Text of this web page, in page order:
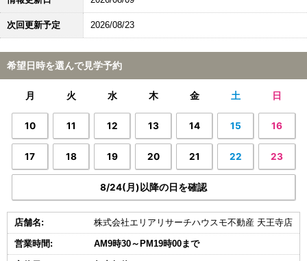
次回更新予定 2026/08/23
希望日時を選んで見学予約
月 火 水 木 金 土 日
10 11 12 13 14 15 16
17 18 19 20 21 22 23
8/24(月)以降の日を確認
店舗名: 株式会社エリアリサーチハウスモ不動産 天王寺店
営業時間: AM9時30～PM19時00まで